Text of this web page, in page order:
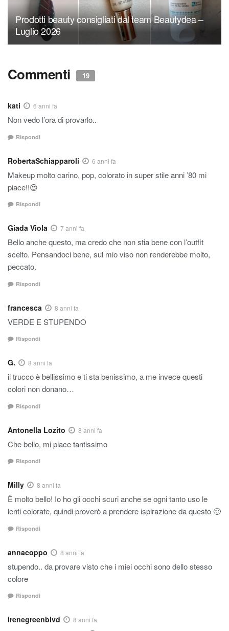
Prodotti beauty consigliati dal team Beautydea –
Luglio 2026
Commenti 19
kati 6 anni fa
Non vedo l’ora di provarlo..
Rispondi
RobertaSchiapparoli 6 anni fa
Makeup molto carino, pop, colorato in super stile anni ’80 mi
piace!!😍
Rispondi
Giada Viola 7 anni fa
Bello anche questo, ma credo che non stia bene con l’outfit
scelto. Pensandoci bene, sul mio viso non renderebbe molto,
peccato.
Rispondi
francesca 8 anni fa
VERDE E STUPENDO
Rispondi
G. 8 anni fa
il trucco è bellissimo e ti sta benissimo, a me invece questi
colori non donano…
Rispondi
Antonella Lozito 8 anni fa
Che bello, mi piace tantissimo
Rispondi
Milly 8 anni fa
È molto bello! Io ho gli occhi scuri anche se ogni tanto uso le
lenti colorate, quindi proverò a prendere ispirazione da questo 🙂
Rispondi
annacoppo 8 anni fa
stupendo.. da provare visto che i miei occhi sono dello stesso
colore
Rispondi
irenegreenblvd 8 anni fa